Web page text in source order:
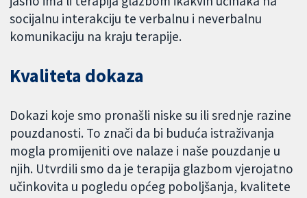
socijalnu interakciju te verbalnu i neverbalnu
komunikaciju na kraju terapije.
Kvaliteta dokaza
Dokazi koje smo pronašli niske su ili srednje razine
pouzdanosti. To znači da bi buduća istraživanja
mogla promijeniti ove nalaze i naše pouzdanje u
njih. Utvrdili smo da je terapija glazbom vjerojatno
učinkovita u pogledu općeg poboljšanja, kvalitete